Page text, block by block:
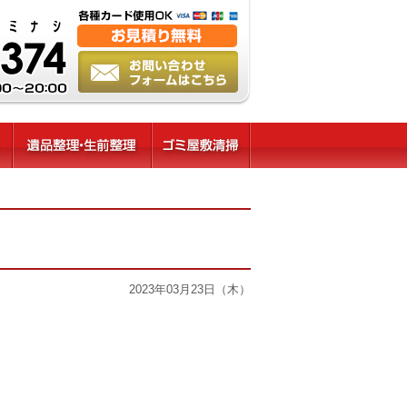
2023年03月23日（木）